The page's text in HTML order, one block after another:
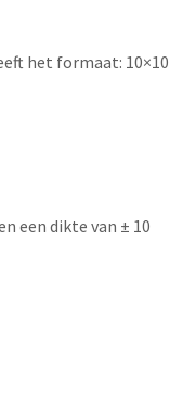
het formaat: 10×10
een dikte van ± 10